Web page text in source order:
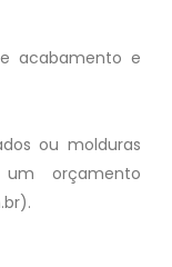
acabamento e
ou molduras
orçamento